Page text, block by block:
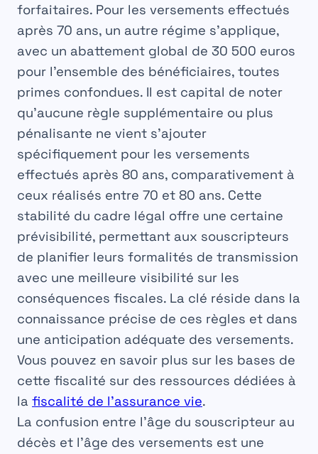
forfaitaires. Pour les versements effectués
après 70 ans, un autre régime s’applique,
avec un abattement global de 30 500 euros
pour l’ensemble des bénéficiaires, toutes
primes confondues. Il est capital de noter
qu’aucune règle supplémentaire ou plus
pénalisante ne vient s’ajouter
spécifiquement pour les versements
effectués après 80 ans, comparativement à
ceux réalisés entre 70 et 80 ans. Cette
stabilité du cadre légal offre une certaine
prévisibilité, permettant aux souscripteurs
de planifier leurs formalités de transmission
avec une meilleure visibilité sur les
conséquences fiscales. La clé réside dans la
connaissance précise de ces règles et dans
une anticipation adéquate des versements.
Vous pouvez en savoir plus sur les bases de
cette fiscalité sur des ressources dédiées à
la fiscalité de l’assurance vie.
La confusion entre l’âge du souscripteur au
décès et l’âge des versements est une